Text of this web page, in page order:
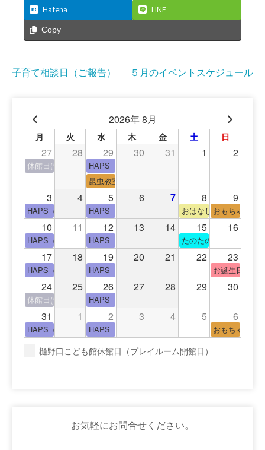
Hatena
LINE
Copy
投
ビ
ゲ
ー
シ
ョ
ン
子育て相談日（ご報告） ５月のイベントスケジュール
2026年 8月
月 火 水 木 金 土 日
27 28 29 30 31 1 2
休館日(青少年会館休館日)HAPS（中高生タイム）
昆虫教室
3 4 5 6 7 8 9
HAPS（中高生タイム）HAPS（中高生タイム） おはなし会おもちゃの広
10 11 12 13 14 15 16
HAPS（中高生タイム）HAPS（中高生タイム） たのたのサイエンス教
17 18 19 20 21 22 23
HAPS（中高生タイム）HAPS（中高生タイム） お誕生日(手形
24 25 26 27 28 29 30
休館日(青少年会館休館日)HAPS（中高生タイム）
31 1 2 3 4 5 6
HAPS（中高生タイム）HAPS（中高生タイム） おもちゃの広
樋野口こども館休館日（プレイルーム開館日）
お気軽にお問合せください。